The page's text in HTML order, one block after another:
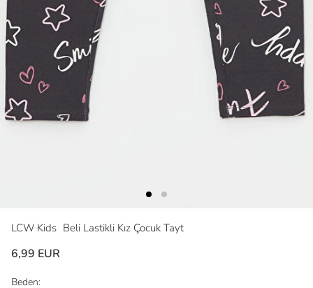
LCW Kids Beli Lastikli Kız Çocuk Tayt
6,99 EUR
Beden: